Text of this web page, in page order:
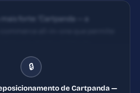
forte: 'Cartpanda — a
unificado e suporte total
que vendem globalmente'.
🔒
de Cartpanda —